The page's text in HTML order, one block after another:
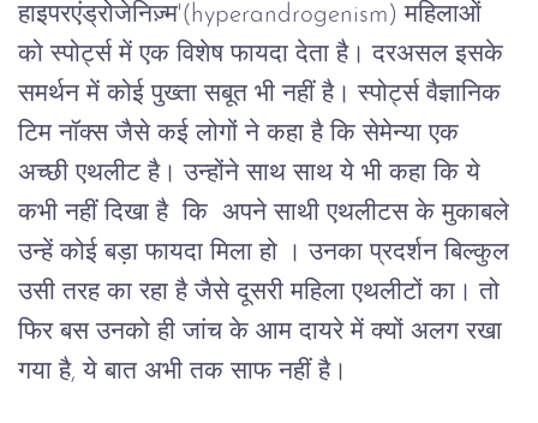
हाइपरएंड्रोजेनिज़्म'(hyperandrogenism) महिलाओं
को स्पोर्ट्स में एक विशेष फायदा देता है। दरअसल इसके
समर्थन में कोई पुख्ता सबूत भी नहीं है। स्पोर्ट्स वैज्ञानिक
टिम नॉक्स जैसे कई लोगों ने कहा है कि सेमेन्या एक
अच्छी एथलीट है। उन्होंने साथ साथ ये भी कहा कि ये
कभी नहीं दिखा है  कि अपने साथी एथलीटस के मुकाबले
उन्हें कोई बड़ा फायदा मिला हो । उनका प्रदर्शन बिल्कुल
उसी तरह का रहा है जैसे दूसरी महिला एथलीटों का। तो
फिर बस उनको ही जांच के आम दायरे में क्यों अलग रखा
गया है, ये बात अभी तक साफ नहीं है।